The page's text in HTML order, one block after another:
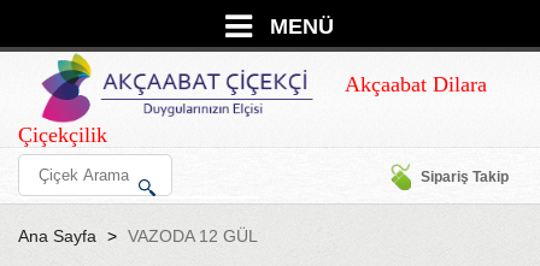
MENÜ
Akçaabat Dilara
Çiçekçilik
Sipariş Takip
Ana Sayfa VAZODA 12 GÜL